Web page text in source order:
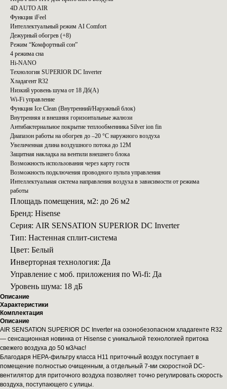
4D AUTO AIR
Функция iFeel
Интеллектуальный режим AI Comfort
Дежурный обогрев (+8)
Режим “Комфортный сон”
4 режима сна
Hi-NANO
Технология SUPERIOR DC Inverter
Хладагент R32
Низкий уровень шума от 18 Дб(А)
Wi-Fi управление
Функция Ice Clean (Внутренний/Наружный блок)
Внутренняя и внешняя горизонтальные жалюзи
Антибактериальное покрытие теплообменника Silver ion fin
Диапазон работы на обогрев до –20 °С наружного воздуха
Увеличенная длина воздушного потока до 12М
Защитная накладка на вентили внешнего блока
Возможность использования через карту гостя
Возможность подключения проводного пульта управления
Интеллектуальная система направления воздуха в зависимости от режима
работы
Площадь помещения, м2: до 26 м2
Бренд: Hisense
Серия: AIR SENSATION SUPERIOR DC Inverter
Тип: Настенная сплит-система
Цвет: Белый
Инверторная технология: Да
Управление с моб. приложения по Wi-fi: Да
Уровень шума: 18 дБ
Описание
Характеристики
Комплектация
Описание
AIR SENSATION SUPERIOR DC Inverter на озонобезопасном хладагенте R32
— сенсационная новинка от Hisense с уникальной технологией притока
свежего воздуха до 50 м3/час!
Благодаря HEPA-фильтру класса H11 приточный воздух поступает в
помещение полностью очищенным, а отдельный 7-ми скоростной DC-
вентилятор для приточного воздуха позволяет точно регулировать скорость
воздуха, поступающего с улицы.